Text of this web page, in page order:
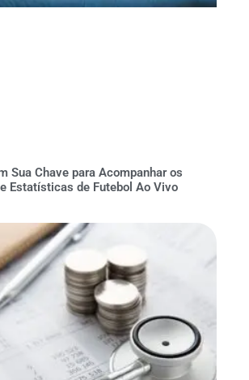
Sua Chave para Acompanhar os
Estatísticas de Futebol Ao Vivo